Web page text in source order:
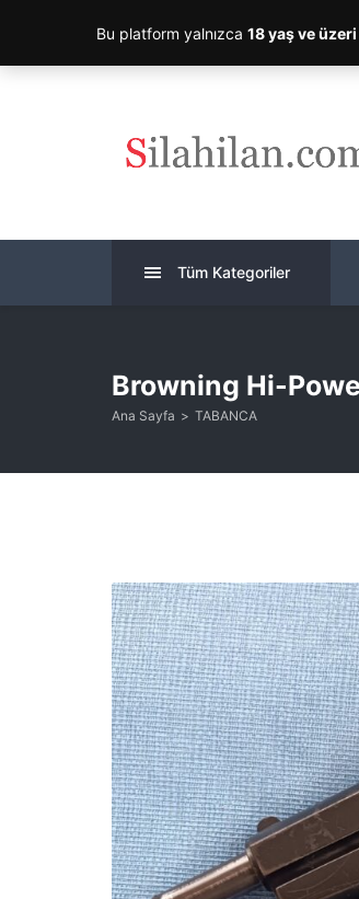
Tüm Kategoriler
Browning Hi-
Ana Sayfa TABANCA
Bu platform yalnızca 18 yaş ve üzeri